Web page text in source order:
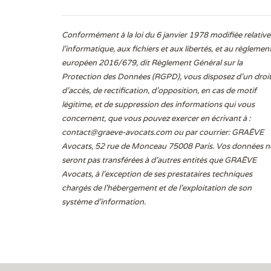
Conformément à la loi du 6 janvier 1978 modifiée
l'informatique, aux fichiers et aux libertés, et au
européen 2016/679, dit Règlement Général sur la
Protection des Données (RGPD), vous disposez d’un droit
d’accès, de rectification, d’opposition, en cas de motif
légitime, et de suppression des informations qui vous
concernent, que vous pouvez exercer en écrivant à :
contact@graeve-avocats.com ou par courrier: GRAËVE
Avocats, 52 rue de Monceau 75008 Paris. Vos données
seront pas transférées à d’autres entités que GRAËVE
Avocats, à l’exception de ses prestataires techniques
chargés de l’hébergement et de l’exploitation de son
système d’information.